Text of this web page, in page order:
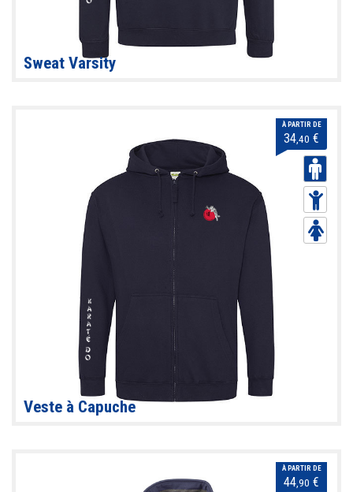
Sweat Varsity
À PARTIR DE
34,40 €
Veste à Capuche
À PARTIR DE
44,90 €